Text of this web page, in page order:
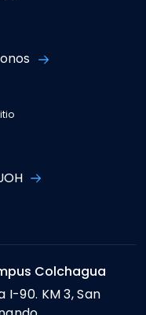
Colchagua
I-90. KM 3, San